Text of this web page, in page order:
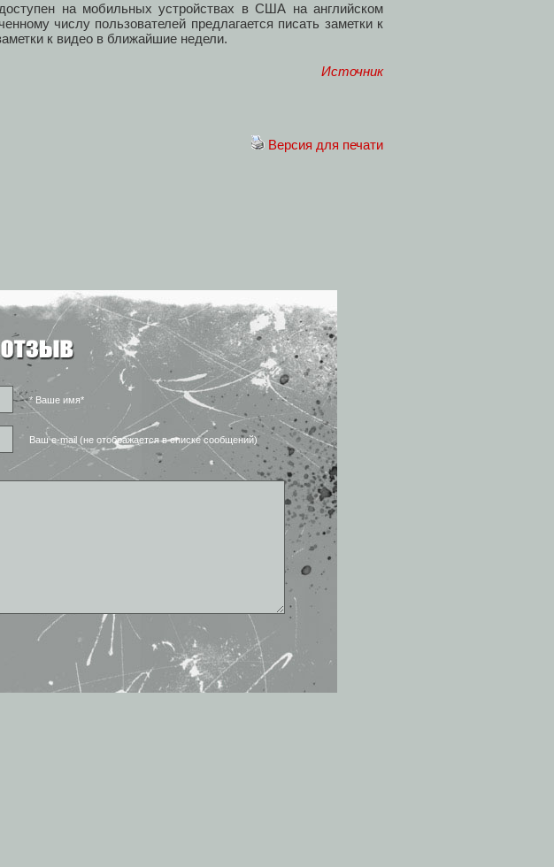
на мобильных устройствах в США на английском
числу пользователей предлагается писать заметки к
к видео в ближайшие недели.
Источник
Версия для печати
* Ваше имя*
Ваш e-mail (не отображается в списке сообщений)